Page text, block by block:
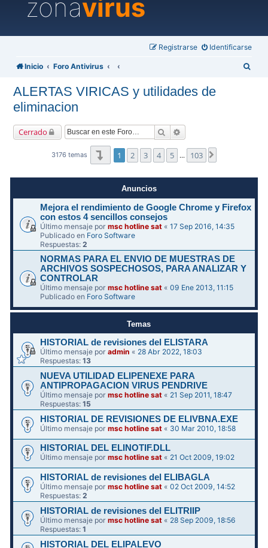
zonavirus
Identificarse
Registrarse
Inicio Foro Antivirus
ALERTAS VIRICAS y utilidades de
eliminacion
Cerrado Buscar
3176 temas Página1de103
1 2 3 4 5 … 103
Anuncios
Mejora el rendimiento de Google Chrome y Firefox
con estos 4 sencillos consejos
Último mensaje pormsc hotline sat «17 Sep 2016, 14:35
Publicado en Foro Software
Respuestas:2
NORMAS PARA EL ENVIO DE MUESTRAS DE
ARCHIVOS SOSPECHOSOS, PARA ANALIZAR Y
CONTROLAR
Último mensaje pormsc hotline sat «09 Ene 2013, 11:15
Publicado en Foro Software
Temas
HISTORIAL de revisiones del ELISTARA
Último mensaje poradmin « 28 Abr 2022, 18:03
Respuestas:13
NUEVA UTILIDAD ELIPENEXE PARA
ANTIPROPAGACION VIRUS PENDRIVE
Último mensaje pormsc hotline sat « 21 Sep 2011, 18:47
Respuestas:15
HISTORIAL DE REVISIONES DE ELIVBNA.EXE
Último mensaje pormsc hotline sat « 30 Mar 2010, 18:58
HISTORIAL DEL ELINOTIF.DLL
Último mensaje pormsc hotline sat « 21 Oct 2009, 19:02
HISTORIAL de revisiones del ELIBAGLA
Último mensaje pormsc hotline sat «02 Oct 2009, 14:52
Respuestas:2
HISTORIAL de revisiones del ELITRIIP
Último mensaje pormsc hotline sat « 28 Sep 2009, 18:56
Respuestas:1
HISTORIAL DEL ELIPALEVO